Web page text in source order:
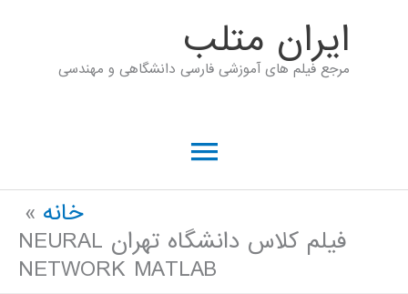
ايران متلب
مرجع فیلم های آموزشی فارسی دانشگاهی و مهندسی
فهرست
خانه
فیلم کلاس دانشگاه تهران NEURAL
NETWORK MATLAB